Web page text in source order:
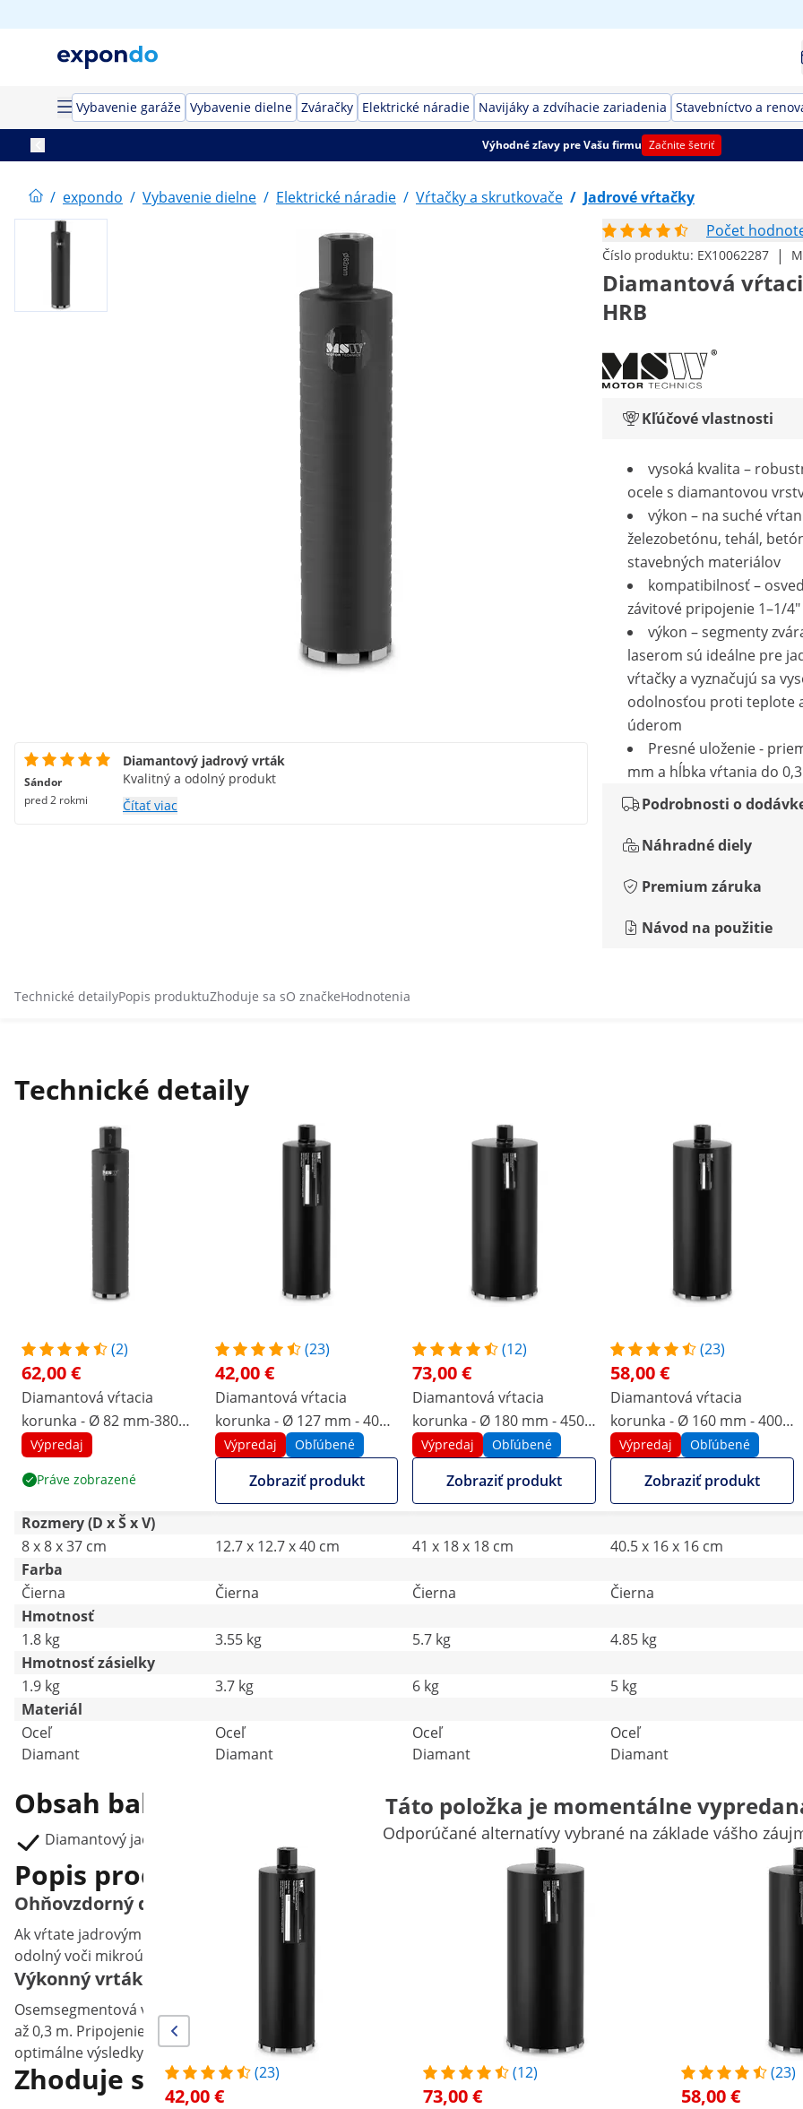
Vybavenie garáže Vybavenie dielne Zváračky Elektrické náradie Navijáky a zdvíhacie zariadenia Stavebníctvo a
Výhodné zľavy pre Vašu firmu Začnite šetriť
/ expondo / Vybavenie dielne / Elektrické náradie / Vŕtačky a skrutkovače / Jadrové vŕtačky
Počet
Číslo produktu: EX10062287 |
Diamantová
HRB
Kľúčové vlastnosti
vysoká kvalita –
ocele s diamantovou
výkon – na suché
železobetónu, tehál,
stavebných materiálov
kompatibilnosť –
závitové pripojenie 1–1/4"
výkon – segmenty
laserom sú ideálne pre
vŕtačky a vyznačujú sa
odolnosťou proti teplote
úderom
Presné uloženie -
mm a hĺbka vŕtania do
Podrobnosti o
Náhradné diely
Premium záruka
Návod na použitie
Sándor
pred 2 rokmi
Diamantový jadrový vrták
Kvalitný a odolný produkt
Čítať viac
Technické detailyPopis produktuZhoduje sa sO značkeHodnotenia
Technické detaily
(2)
62,00 €
Diamantová vŕtacia
korunka - Ø 82 mm-380
mm - 95 HRB
Výpredaj
Práve zobrazené
(23)
42,00 €
Diamantová vŕtacia
korunka - Ø 127 mm - 400
mm
Výpredaj Obľúbené
Zobraziť produkt
(12)
73,00 €
Diamantová vŕtacia
korunka - Ø 180 mm - 450
mm
Výpredaj Obľúbené
Zobraziť produkt
(23)
58,00 €
Diamantová vŕtacia
korunka - Ø 160 mm - 400
mm
Výpredaj Obľúbené
Zobraziť produkt
Rozmery (D x Š x V)
8 x 8 x 37 cm
12.7 x 12.7 x 40 cm 41 x 18 x 18 cm
40.5 x 16 x 16 cm
Farba
Čierna
Čierna Čierna
Čierna
Hmotnosť
1.8 kg
3.55 kg 5.7 kg
4.85 kg
Hmotnosť zásielky
1.9 kg
3.7 kg 6 kg
5 kg
Materiál
Oceľ
Diamant
Oceľ
Diamant
Oceľ
Diamant
Oceľ
Diamant
Obsah balenia
Diamantový jadrový vrták Ø 82 mm MSW-DCD 82 XO
Táto položka je momentálne
Odporúčané alternatívy vybrané na základe vášho
(23)
42,00 €
(12)
73,00 €
(23)
58,00 €
Popis produktu
Ohňovzdorný diamantový vrták na vŕtanie za sucha
Ak vŕtate jadrovým vrtákom na sucho, použite žiaruvzdorný diamantový jadrový vrták od spoločnosti MSW.
odolný voči mikroúderom. Používajte ich, keď chcete vŕtať do železobetónu alebo iných stavebných materiálov a
Výkonný vrták s diamantovými hrotmi
Osemsegmentová vŕtacia hlava je potiahnutá diamantom a vyrezáva presné otvory s priemerom 82 mm do
až 0,3 m. Pripojenie so závitom UNC 1-1/4" umožňuje bezpečné upevnenie diamantového jadrového vrtáka k
optimálne výsledky aj v betóne. Laserom zváraná konštrukcia je mimoriadne stabilná a odolná.
Zhoduje sa s